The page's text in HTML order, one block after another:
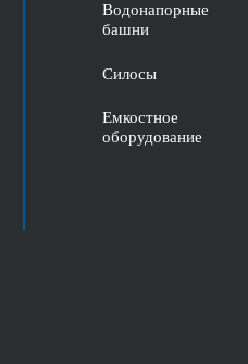
Водонапорные
башни
Силосы
Емкостное
оборудование